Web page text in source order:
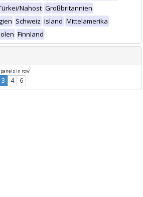
Nahost Großbritannien
Schweiz Island Mittelamerika
Finnland
in row
3 4 6